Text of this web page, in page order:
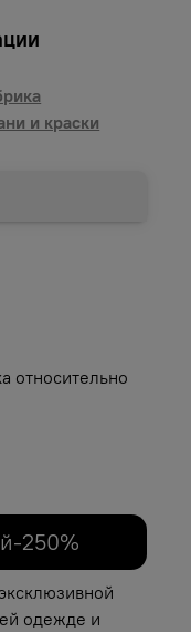
и краски
относительно
250%
одежде и